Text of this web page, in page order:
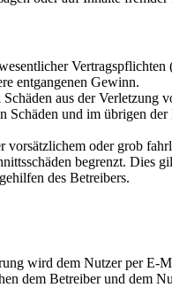
entgangenen Gewinn.
aus der
und im übrigen
oder grob
begrenzt. Dies
des Betreibers.
wird dem Nutzer per E-
dem Betreiber und dem